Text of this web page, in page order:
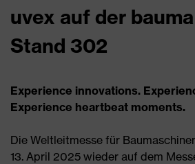
uvex auf der
Stand 302
Experience innovations.
Experience heartbeat moments.
Die Weltleitmesse für
13. April 2025 wieder auf dem